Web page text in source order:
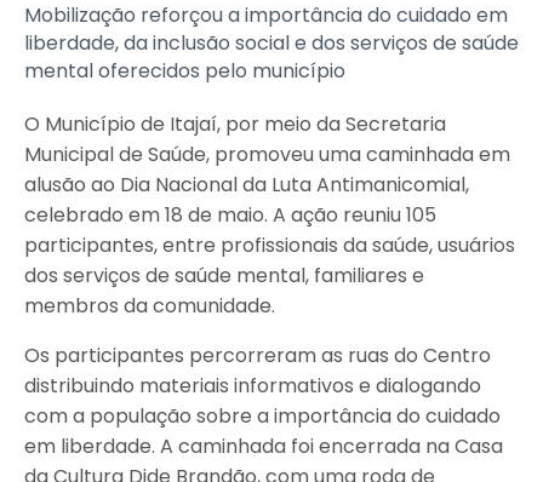
Mobilização reforçou a importância do cuidado em
liberdade, da inclusão social e dos serviços de saúde
mental oferecidos pelo município
O Município de Itajaí, por meio da Secretaria
Municipal de Saúde, promoveu uma caminhada em
alusão ao Dia Nacional da Luta Antimanicomial,
celebrado em 18 de maio. A ação reuniu 105
participantes, entre profissionais da saúde, usuários
dos serviços de saúde mental, familiares e
membros da comunidade.
Os participantes percorreram as ruas do Centro
distribuindo materiais informativos e dialogando
com a população sobre a importância do cuidado
em liberdade. A caminhada foi encerrada na Casa